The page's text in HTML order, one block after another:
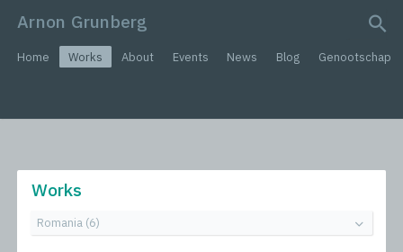
Arnon Grunberg
Home Works About Events News Blog Genootschap
Works